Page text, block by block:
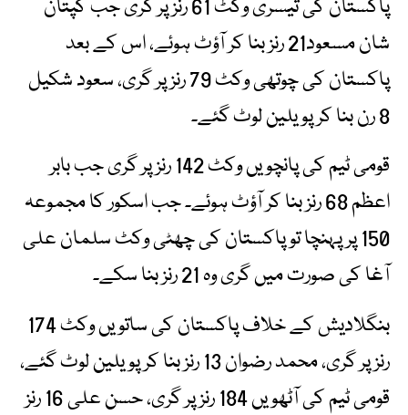
پاکستان کی تیسری وکٹ 61 رنز پر گری جب کپتان
شان مسعود21 رنز بنا کر آؤٹ ہوئے، اس کے بعد
پاکستان کی چوتھی وکٹ 79 رنز پر گری، سعود شکیل
8 رن بنا کر پویلین لوٹ گئے۔
قومی ٹیم کی پانچویں وکٹ 142 رنز پر گری جب بابر
اعظم 68 رنز بنا کر آؤٹ ہوئے۔ جب اسکور کا مجموعہ
150 پر پہنچا تو پاکستان کی چھٹی وکٹ سلمان علی
آغا کی صورت میں گری وہ 21 رنز بنا سکے۔
بنگلادیش کے خلاف پاکستان کی ساتویں وکٹ 174
رنز پر گری، محمد رضوان 13 رنز بنا کر پویلین لوٹ گئے،
قومی ٹیم کی آٹھویں 184 رنز پر گری، حسن علی 16 رنز